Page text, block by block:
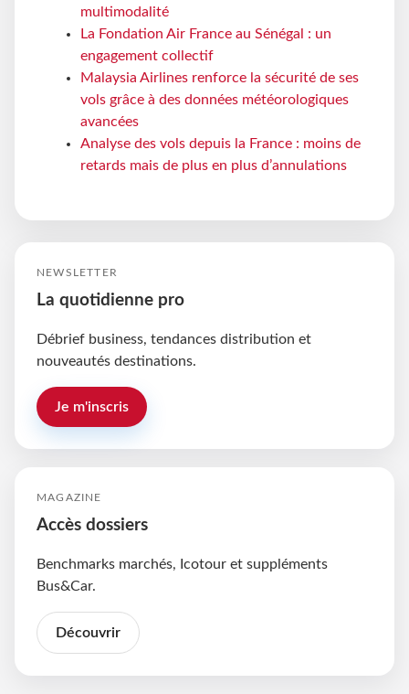
multimodalité
La Fondation Air France au Sénégal : un
engagement collectif
Malaysia Airlines renforce la sécurité de ses
vols grâce à des données météorologiques
avancées
Analyse des vols depuis la France : moins de
retards mais de plus en plus d’annulations
NEWSLETTER
La quotidienne pro
Débrief business, tendances distribution et
nouveautés destinations.
Je m'inscris
MAGAZINE
Accès dossiers
Benchmarks marchés, Icotour et suppléments
Bus&Car.
Découvrir